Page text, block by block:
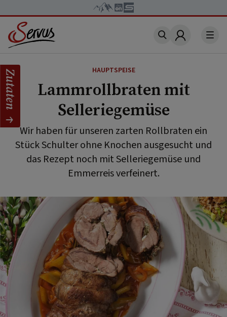
Account
HAUPTSPEISE
Lammrollbraten mit
Selleriegemüse
Wir haben für unseren zarten Rollbraten ein
Stück Schulter ohne Knochen ausgesucht und
das Rezept noch mit Selleriegemüse und
Emmerreis verfeinert.
Zutaten